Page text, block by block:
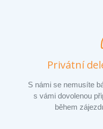
Privátní
S námi se nemusíte
s vámi dovolenou
během